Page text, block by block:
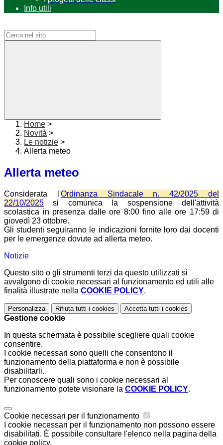
Info utili
Home >
Novità >
Le notizie >
Allerta meteo
Allerta meteo
Considerata l'Ordinanza Sindacale n. 42/2025 del
22/10/2025 si comunica la sospensione dell'attività
scolastica in presenza dalle ore 8:00 fino alle ore 17:59 di
giovedì 23 ottobre.
Gli studenti seguiranno le indicazioni fornite loro dai docenti
per le emergenze dovute ad allerta meteo.
Notizie
Questo sito o gli strumenti terzi da questo utilizzati si
avvalgono di cookie necessari al funzionamento ed utili alle
finalità illustrate nella COOKIE POLICY.
Personalizza Rifiuta tutti i cookies Accetta tutti i cookies
Gestione cookie
In questa schermata è possibile scegliere quali cookie
consentire.
I cookie necessari sono quelli che consentono il
funzionamento della piattaforma e non è possibile
disabilitarli.
Per conoscere quali sono i cookie necessari al
funzionamento potete visionare la COOKIE POLICY.
Cookie necessari per il funzionamento
I cookie necessari per il funzionamento non possono essere
disabilitati. È possibile consultare l'elenco nella pagina della
cookie policy.